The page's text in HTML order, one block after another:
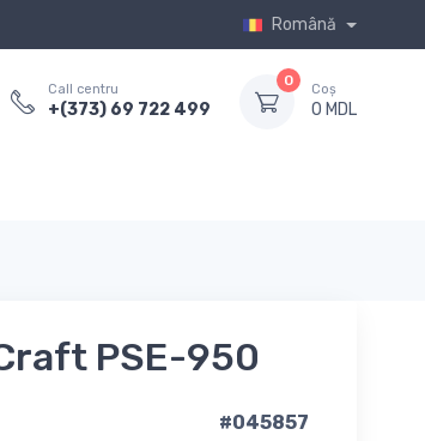
Română
Call centru
+(373) 69 722 499
0
Coș
0 MDL
PSE-950
#045857